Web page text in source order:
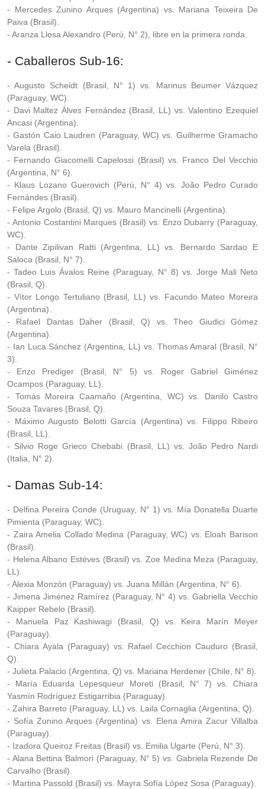
- Mercedes Zunino Arques (Argentina) vs. Mariana Teixeira De
Paiva (Brasil).
- Aranza Llosa Alexandro (Perú, N° 2), libre en la primera ronda.
- Caballeros Sub-16:
- Augusto Scheidt (Brasil, N° 1) vs. Marinus Beumer Vázquez
(Paraguay, WC).
- Davi Maltez Álves Fernández (Brasil, LL) vs. Valentino Ezequiel
Ancasi (Argentina).
- Gastón Caio Laudren (Paraguay, WC) vs. Guilherme Gramacho
Varela (Brasil).
- Fernando Giacomelli Capelossi (Brasil) vs. Franco Del Vecchio
(Argentina, N° 6).
- Klaus Lozano Guerovich (Perú, N° 4) vs. João Pedro Curado
Fernándes (Brasil).
- Felipe Argolo (Brasil, Q) vs. Mauro Mancinelli (Argentina).
- Antonio Costantini Marques (Brasil) vs. Enzo Dubarry (Paraguay,
WC).
- Dante Zipilivan Ratti (Argentina, LL) vs. Bernardo Sardao E
Saloca (Brasil, N° 7).
- Tadeo Luis Ávalos Reine (Paraguay, N° 8) vs. Jorge Mali Neto
(Brasil, Q).
- Vítor Longo Tertuliano (Brasil, LL) vs. Facundo Mateo Moreira
(Argentina).
- Rafael Dantas Daher (Brasil, Q) vs. Theo Giudici Gómez
(Argentina).
- Ian Luca Sánchez (Argentina, LL) vs. Thomas Amaral (Brasil, N°
3).
- Enzo Prediger (Brasil, N° 5) vs. Roger Gabriel Giménez
Ocampos (Paraguay, LL).
- Tomás Moreira Caamaño (Argentina, WC) vs. Danilo Castro
Souza Tavares (Brasil, Q).
- Máximo Augusto Belotti García (Argentina) vs. Filippo Ribeiro
(Brasil, LL).
- Silvio Roge Grieco Chebabi (Brasil, LL) vs. João Pedro Nardi
(Italia, N° 2).
- Damas Sub-14:
- Delfina Pereira Conde (Uruguay, N° 1) vs. Mía Donatella Duarte
Pimienta (Paraguay, WC).
- Zaira Amelia Collado Medina (Paraguay, WC) vs. Eloah Barison
(Brasil).
- Helena Albano Estéves (Brasil) vs. Zoe Medina Meza (Paraguay,
LL).
- Alexia Monzón (Paraguay) vs. Juana Millán (Argentina, N° 6).
- Jimena Jiménez Ramírez (Paraguay, N° 4) vs. Gabriella Vecchio
Kaipper Rebelo (Brasil).
- Manuela Paz Kashiwagi (Brasil, Q) vs. Keira Marín Meyer
(Paraguay).
- Chiara Ayala (Paraguay) vs. Rafael Cecchion Cauduro (Brasil,
Q).
- Julieta Palacio (Argentina, Q) vs. Mariana Herdener (Chile, N° 8).
- María Eduarda Lepesqueur Moreti (Brasil, N° 7) vs. Chiara
Yasmín Rodríguez Estigarribia (Paraguay).
- Zahira Barreto (Paraguay, LL) vs. Laila Cornaglia (Argentina, Q).
- Sofía Zunino Arques (Argentina) vs. Elena Amira Zacur Villalba
(Paraguay).
- Izadora Queiroz Freitas (Brasil) vs. Emilia Ugarte (Perú, N° 3).
- Alana Bettina Balmori (Paraguay, N° 5) vs. Gabriela Rezende De
Carvalho (Brasil).
- Martina Passold (Brasil) vs. Mayra Sofía López Sosa (Paraguay).